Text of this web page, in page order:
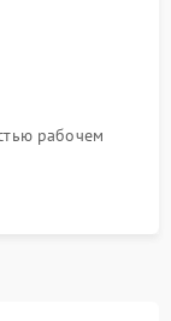
рабочем